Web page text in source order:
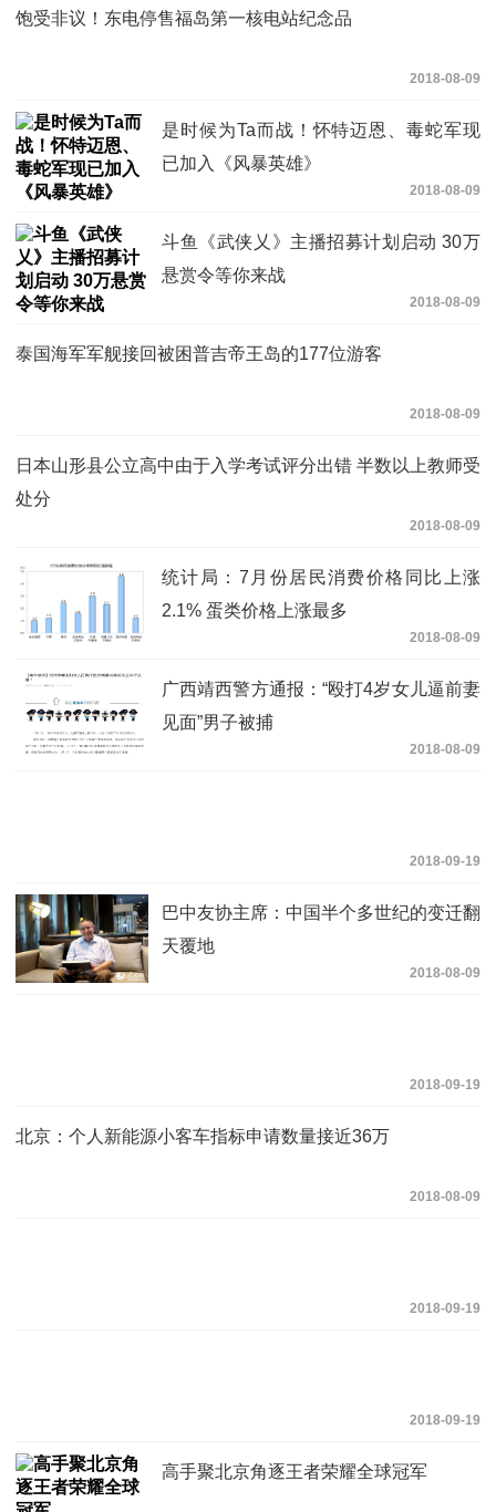
饱受非议！东电停售福岛第一核电站纪念品
2018-08-09
是时候为Ta而战！怀特迈恩、毒蛇军现
已加入《风暴英雄》
2018-08-09
斗鱼《武侠乂》主播招募计划启动 30万
悬赏令等你来战
2018-08-09
泰国海军军舰接回被困普吉帝王岛的177位游客
2018-08-09
日本山形县公立高中由于入学考试评分出错 半数以上教师受
处分
2018-08-09
统计局：7月份居民消费价格同比上涨
2.1% 蛋类价格上涨最多
2018-08-09
广西靖西警方通报：“殴打4岁女儿逼前妻
见面”男子被捕
2018-08-09
2018-09-19
巴中友协主席：中国半个多世纪的变迁翻
天覆地
2018-08-09
2018-09-19
北京：个人新能源小客车指标申请数量接近36万
2018-08-09
2018-09-19
2018-09-19
高手聚北京角逐王者荣耀全球冠军